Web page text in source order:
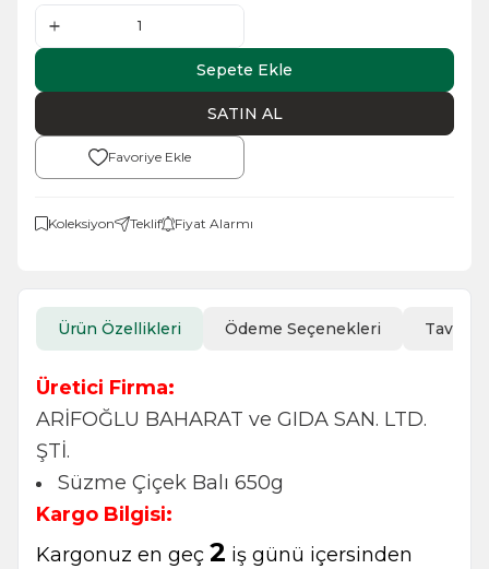
Sepete Ekle
SATIN AL
Favoriye Ekle
Koleksiyon Teklif Fiyat Alarmı
Ürün Özellikleri Ödeme Seçenekleri Tavsiye
Üretici Firma:
ARİFOĞLU BAHARAT ve GIDA SAN. LTD.
ŞTİ.
Süzme Çiçek Balı 650g
Kargo Bilgisi:
Kargonuz en geç 2 iş günü içersinden